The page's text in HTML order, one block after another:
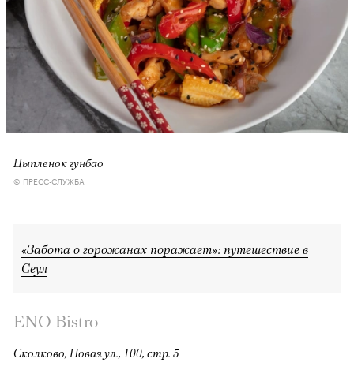
Цыпленок гунбао
© ПРЕСС-СЛУЖБА
«Забота о горожанах поражает»: путешествие в
Сеул
ENO Bistro
Сколково, Новая ул., 100, стр. 5